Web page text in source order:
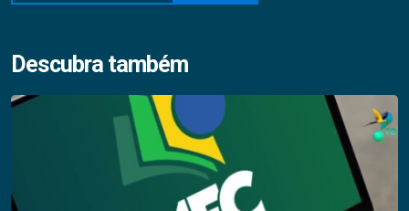
Descubra também